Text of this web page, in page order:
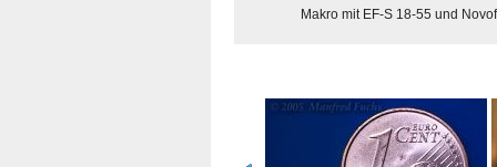
Makro mit EF-S 18-55 und